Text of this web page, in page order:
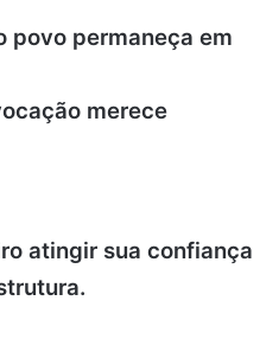
povo permaneça em
merece
atingir sua confiança